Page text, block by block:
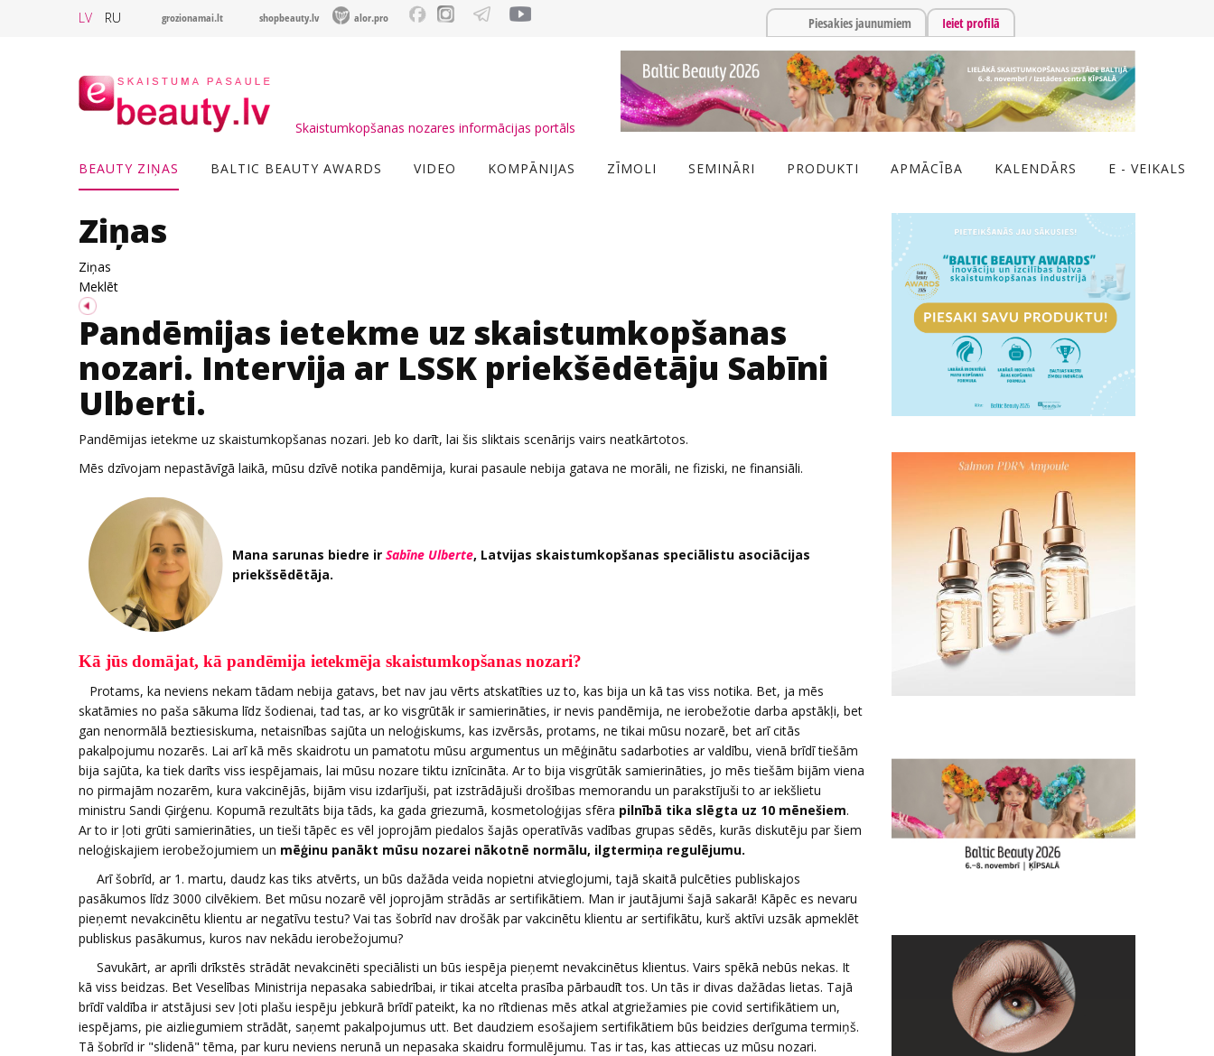
LV RU grozionamai.lt shopbeauty.lv alor.pro Piesakies jaunumiem Ieiet profilā
Skaistumkopšanas nozares informācijas portāls
BEAUTY ZIŅAS BALTIC BEAUTY AWARDS VIDEO KOMPĀNIJAS ZĪMOLI SEMINĀRI PRODUKTI APMĀCĪBA KALENDĀRS E - VEIKALS
Ziņas
Ziņas
Meklēt
Pandēmijas ietekme uz skaistumkopšanas
nozari. Intervija ar LSSK priekšēdētāju Sabīni
Ulberti.
Pandēmijas ietekme uz skaistumkopšanas nozari. Jeb ko darīt, lai šis sliktais scenārijs vairs neatkārtotos.
Mēs dzīvojam nepastāvīgā laikā, mūsu dzīvē notika pandēmija, kurai pasaule nebija gatava ne morāli, ne fiziski, ne finansiāli.
Mana sarunas biedre ir Sabīne Ulberte, Latvijas skaistumkopšanas speciālistu asociācijas
priekšsēdētāja.
Kā jūs domājat, kā pandēmija ietekmēja skaistumkopšanas nozari?
Protams, ka neviens nekam tādam nebija gatavs, bet nav jau vērts atskatīties uz to, kas bija un kā tas viss notika. Bet, ja mēs
skatāmies no paša sākuma līdz šodienai, tad tas, ar ko visgrūtāk ir samierināties, ir nevis pandēmija, ne ierobežotie darba apstākļi, bet
gan nenormālā beztiesiskuma, netaisnības sajūta un neloģiskums, kas izvērsās, protams, ne tikai mūsu nozarē, bet arī citās
pakalpojumu nozarēs. Lai arī kā mēs skaidrotu un pamatotu mūsu argumentus un mēģinātu sadarboties ar valdību, vienā brīdī tiešām
bija sajūta, ka tiek darīts viss iespējamais, lai mūsu nozare tiktu iznīcināta. Ar to bija visgrūtāk samierināties, jo mēs tiešām bijām viena
no pirmajām nozarēm, kura vakcinējās, bijām visu izdarījuši, pat izstrādājuši drošības memorandu un parakstījuši to ar iekšlietu
ministru Sandi Ģirģenu. Kopumā rezultāts bija tāds, ka gada griezumā, kosmetoloģijas sfēra pilnībā tika slēgta uz 10 mēnešiem.
Ar to ir ļoti grūti samierināties, un tieši tāpēc es vēl joprojām piedalos šajās operatīvās vadības grupas sēdēs, kurās diskutēju par šiem
neloģiskajiem ierobežojumiem un mēģinu panākt mūsu nozarei nākotnē normālu, ilgtermiņa regulējumu.
Arī šobrīd, ar 1. martu, daudz kas tiks atvērts, un būs dažāda veida nopietni atvieglojumi, tajā skaitā pulcēties publiskajos
pasākumos līdz 3000 cilvēkiem. Bet mūsu nozarē vēl joprojām strādās ar sertifikātiem. Man ir jautājumi šajā sakarā! Kāpēc es nevaru
pieņemt nevakcinētu klientu ar negatīvu testu? Vai tas šobrīd nav drošāk par vakcinētu klientu ar sertifikātu, kurš aktīvi uzsāk apmeklēt
publiskus pasākumus, kuros nav nekādu ierobežojumu?
Savukārt, ar aprīli drīkstēs strādāt nevakcinēti speciālisti un būs iespēja pieņemt nevakcinētus klientus. Vairs spēkā nebūs nekas. It
kā viss beidzas. Bet Veselības Ministrija nepasaka sabiedrībai, ir tikai atcelta prasība pārbaudīt tos. Un tās ir divas dažādas lietas. Tajā
brīdī valdība ir atstājusi sev ļoti plašu iespēju jebkurā brīdī pateikt, ka no rītdienas mēs atkal atgriežamies pie covid sertifikātiem un,
iespējams, pie aizliegumiem strādāt, saņemt pakalpojumus utt. Bet daudziem esošajiem sertifikātiem būs beidzies derīguma termiņš.
Tā šobrīd ir "slidenā" tēma, par kuru neviens nerunā un nepasaka skaidru formulējumu. Tas ir tas, kas attiecas uz mūsu nozari.